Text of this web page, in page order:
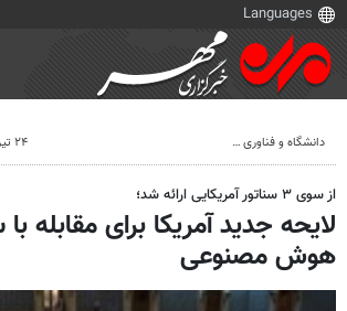
دانشگاه و فناوری ۲۴ تیر ۱۴۰۳، ۱۲:۲۱
از سوی ۳ سناتور آمریکایی ارائه شد؛
لایحه جدید آمریکا برای مقابله
هوش مصنوعی